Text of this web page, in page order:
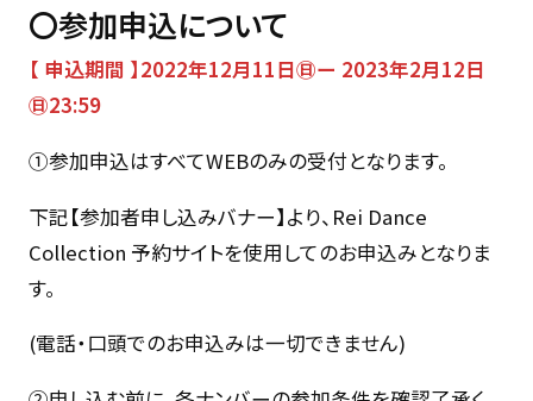
〇参加申込について
【 申込期間 】2022年12月11日㊐ー 2023年2月12日
㊐23:59
①参加申込はすべてWEBのみの受付となります。
下記【参加者申し込みバナー】より、Rei Dance
Collection 予約サイトを使用してのお申込みとなりま
す。
(電話・口頭でのお申込みは一切できません)